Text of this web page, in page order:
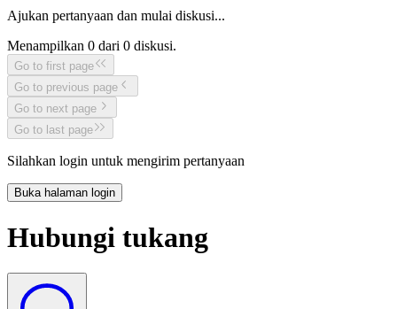
Ajukan pertanyaan dan mulai diskusi...
Menampilkan 0 dari 0 diskusi.
Go to first page
Go to previous page
Go to next page
Go to last page
Silahkan login untuk mengirim pertanyaan
Buka halaman login
Hubungi tukang